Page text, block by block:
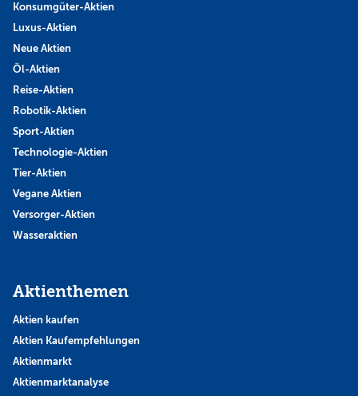
Konsumgüter-Aktien
Luxus-Aktien
Neue Aktien
Öl-Aktien
Reise-Aktien
Robotik-Aktien
Sport-Aktien
Technologie-Aktien
Tier-Aktien
Vegane Aktien
Versorger-Aktien
Wasseraktien
Aktienthemen
Aktien kaufen
Aktien Kaufempfehlungen
Aktienmarkt
Aktienmarktanalyse